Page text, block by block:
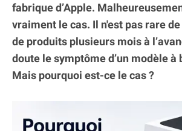
fabrique d’Apple.
vraiment le cas. Il n'est pas rare
de produits plusieurs mois à
doute le symptôme d’un modèle à
Mais pourquoi est-ce le cas ?